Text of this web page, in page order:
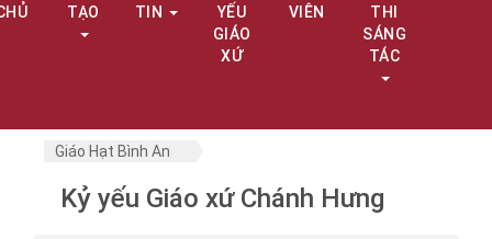
TẠO
TIN
YẾU
GIÁO
XỨ
VIÊN
THI
SÁNG
TÁC
Giáo Hạt Bình An
Kỷ yếu Giáo xứ Chánh Hưng